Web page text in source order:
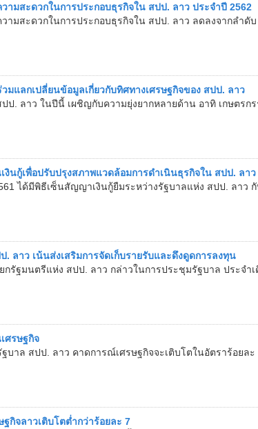
ามสะดวกในการประกอบธุรกิจใน สปป. ลาว ประจำปี 2562
ามสะดวกในการประกอบธุรกิจใน สปป. ลาว ลดลงจากลำดั
มแลกเปลี่ยนข้อมูลเกี่ยวกับทิศทางเศรษฐกิจของ สปป. ลาว
ป. ลาว ในปีนี้ เผชิญกับความยุ่งยากหลายด้าน อาทิ เกษตรกร
นกู้เพื่อปรับปรุงสภาพแวดล้อมการดำเนินธุรกิจใน สปป. ลาว
ได้มีพิธีเซ็นสัญญาเงินกู้ยืมระหว่างรัฐบาลแห่ง สปป. ลาว
ลาว เน้นส่งเสริมการจัดเก็บรายรับและดึงดูดการลงทุน
รัฐมนตรีแห่ง สปป. ลาว กล่าวในการประชุมรัฐบาล ประจำเ
ศรษฐกิจ
บาล สปป. ลาว คาดการณ์เศรษฐกิจจะเติบโตในอัตราร้อยล
กิจลาวเติบโตต่ำกว่าร้อยละ 7